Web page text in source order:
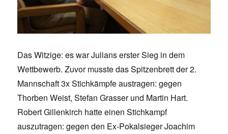
Das Witzige: es war Julians erster Sieg in dem
Wettbewerb. Zuvor musste das Spitzenbrett der 2.
Mannschaft 3x Stichkämpfe austragen: gegen
Thorben Weist, Stefan Grasser und Martin Hart.
Robert Gillenkirch hatte einen Stichkampf
auszutragen: gegen den Ex-Pokalsieger Joachim